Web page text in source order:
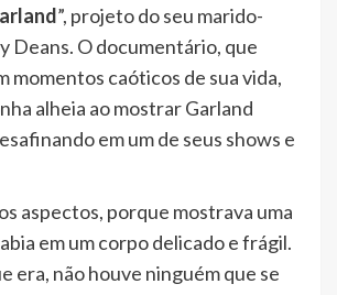
”, projeto do seu marido-
Deans. O documentário, que
momentos caóticos de sua vida,
alheia ao mostrar Garland
em um de seus shows e
aspectos, porque mostrava uma
em um corpo delicado e frágil.
era, não houve ninguém que se